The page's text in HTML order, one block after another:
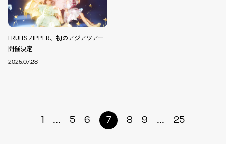
FRUITS ZIPPER、初のアジアツアー
開催決定
2025.07.28
1 ... 5 6 7 8 9 ... 25